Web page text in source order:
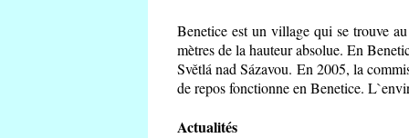
Benetice est un village qui se trouve
mètres de la hauteur absolue. En
Světlá nad Sázavou. En 2005, la
de repos fonctionne en Benetice.
Actualités